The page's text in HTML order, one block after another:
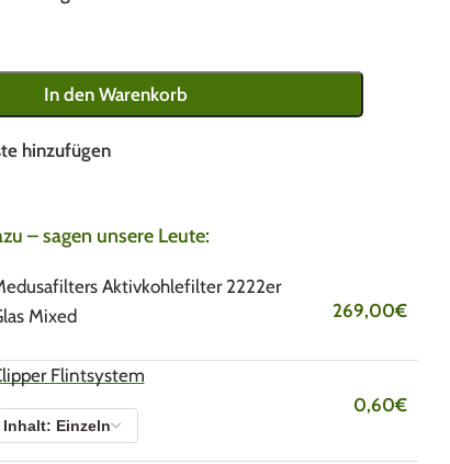
In den Warenkorb
hinzufügen
– sagen unsere Leute:
Aktivkohlefilter 2222er
Mixed
269,00€
Flintsystem
0,60€